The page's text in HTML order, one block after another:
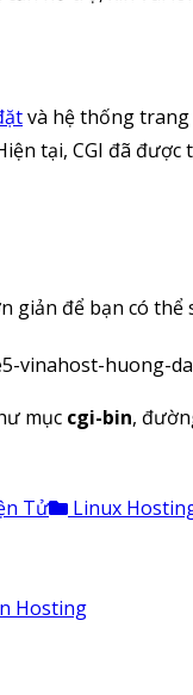
và hệ thống trang
tại, CGI đã
giản để bạn có
mục cgi-bin,
Tử Linux
Hosting